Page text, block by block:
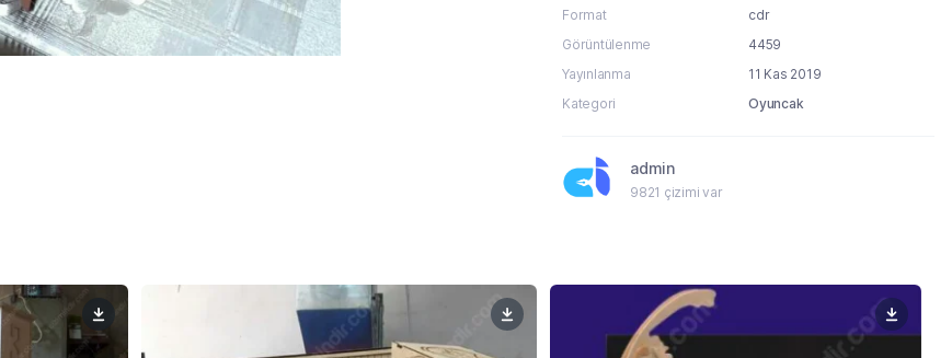
Format
cdr
Görüntülenme
4459
Yayınlanma
11 Kas 2019
Kategori
Oyuncak
admin
9821 çizimi var